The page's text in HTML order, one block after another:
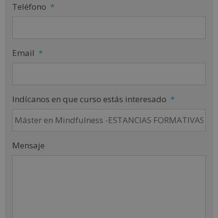
Teléfono *
Email *
Indícanos en que curso estás interesado *
Mensaje